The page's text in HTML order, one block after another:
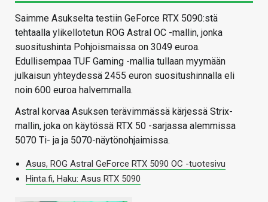
Saimme Asukselta testiin GeForce RTX 5090:stä
tehtaalla ylikellotetun ROG Astral OC -mallin, jonka
suositushinta Pohjoismaissa on 3049 euroa.
Edullisempaa TUF Gaming -mallia tullaan myymään
julkaisun yhteydessä 2455 euron suositushinnalla eli
noin 600 euroa halvemmalla.
Astral korvaa Asuksen terävimmässä kärjessä Strix-
mallin, joka on käytössä RTX 50 -sarjassa alemmissa
5070 Ti- ja ja 5070-näytönohjaimissa.
Asus, ROG Astral GeForce RTX 5090 OC -tuotesivu
Hinta.fi, Haku: Asus RTX 5090